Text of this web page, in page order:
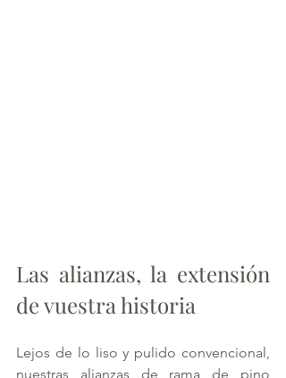
Las alianzas, la extensión
de vuestra historia
Lejos de lo liso y pulido convencional,
nuestras alianzas de rama de pino